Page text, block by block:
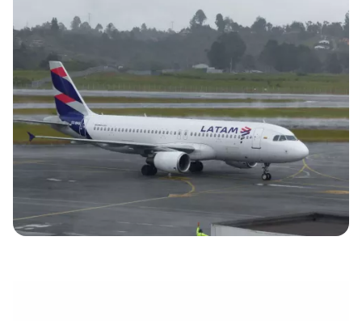
Folytassa e-mailben